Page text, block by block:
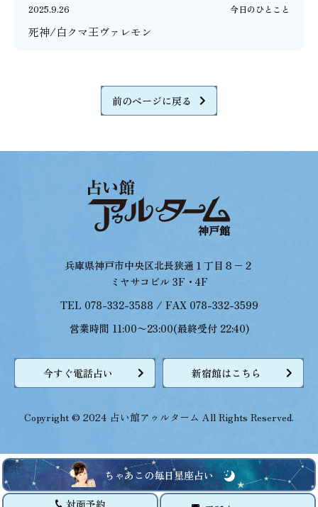
ちゃあこの毎日星座占い
対面予約
2025.9.26 今日のひとこと
死神/白クマ王ヴァレモン
前のページに戻る
兵庫県神戸市中央区北長狭通１丁目８−２
ミヤサコビル 3F・4F
TEL 078-332-3588 / FAX 078-332-3599
営業時間 11:00〜23:00(最終受付 22:40)
今すぐ電話占い 新宿館はこちら
Copyright © 2024 占い館アゥルターム All Rights Reserved.